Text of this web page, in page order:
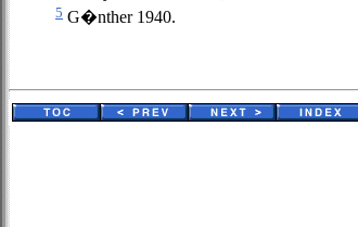
5 G�nther 1940.